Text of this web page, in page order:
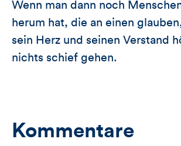
Wenn man dann noch
herum hat, die an einen
sein Herz und seinen Verstand
nichts schief gehen.
Kommentare